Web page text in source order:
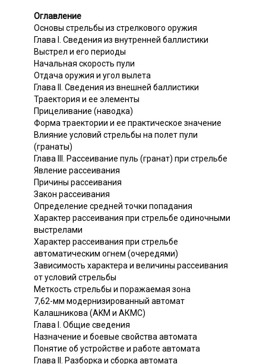
Оглавление
Основы стрельбы из стрелкового оружия
Глава I. Сведения из внутренней баллистики
Выстрел и его периоды
Начальная скорость пули
Отдача оружия и угол вылета
Глава II. Сведения из внешней баллистики
Траектория и ее элементы
Прицеливание (наводка)
Форма траектории и ее практическое значение
Влияние условий стрельбы на полет пули
(гранаты)
Глава III. Рассеивание пуль (гранат) при стрельбе
Явление рассеивания
Причины рассеивания
Закон рассеивания
Определение средней точки попадания
Характер рассеивания при стрельбе одиночными
выстрелами
Характер рассеивания при стрельбе
автоматическим огнем (очередями)
Зависимость характера и величины рассеивания
от условий стрельбы
Меткость стрельбы и поражаемая зона
7,62-мм модернизированный автомат
Калашникова (AKM и АКМС)
Глава I. Общие сведения
Назначение и боевые свойства автомата
Понятие об устройстве и работе автомата
Глава II. Разборка и сборка автомата